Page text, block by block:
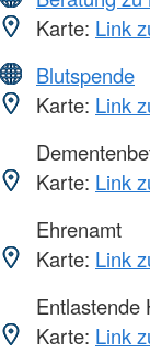
Karte: Link
Blutspende
Karte: Link
Karte: Link
Ehrenamt
Karte: Link
Entlastende
Karte: Link